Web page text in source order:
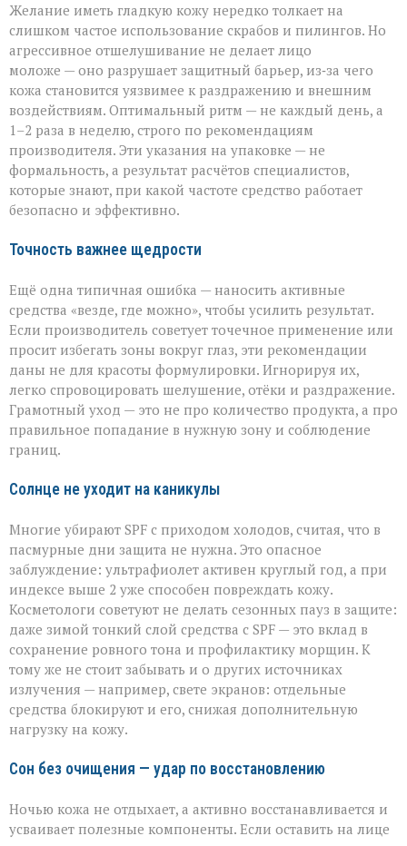
Желание иметь гладкую кожу нередко толкает на
слишком частое использование скрабов и пилингов. Но
агрессивное отшелушивание не делает лицо
моложе — оно разрушает защитный барьер, из‑за чего
кожа становится уязвимее к раздражению и внешним
воздействиям. Оптимальный ритм — не каждый день, а
1–2 раза в неделю, строго по рекомендациям
производителя. Эти указания на упаковке — не
формальность, а результат расчётов специалистов,
которые знают, при какой частоте средство работает
безопасно и эффективно.
Точность важнее щедрости
Ещё одна типичная ошибка — наносить активные
средства «везде, где можно», чтобы усилить результат.
Если производитель советует точечное применение или
просит избегать зоны вокруг глаз, эти рекомендации
даны не для красоты формулировки. Игнорируя их,
легко спровоцировать шелушение, отёки и раздражение.
Грамотный уход — это не про количество продукта, а про
правильное попадание в нужную зону и соблюдение
границ.
Солнце не уходит на каникулы
Многие убирают SPF с приходом холодов, считая, что в
пасмурные дни защита не нужна. Это опасное
заблуждение: ультрафиолет активен круглый год, а при
индексе выше 2 уже способен повреждать кожу.
Косметологи советуют не делать сезонных пауз в защите:
даже зимой тонкий слой средства с SPF — это вклад в
сохранение ровного тона и профилактику морщин. К
тому же не стоит забывать и о других источниках
излучения — например, свете экранов: отдельные
средства блокируют и его, снижая дополнительную
нагрузку на кожу.
Сон без очищения — удар по восстановлению
Ночью кожа не отдыхает, а активно восстанавливается и
усваивает полезные компоненты. Если оставить на лице